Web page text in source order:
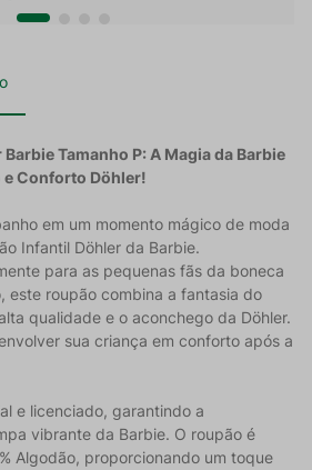
Tamanho P: A Magia da Barbie
e Conforto Döhler!
em um momento mágico de moda
Infantil Döhler da Barbie.
para as pequenas fãs da boneca
este roupão combina a fantasia do
qualidade e o aconchego da Döhler.
sua criança em conforto após a
e licenciado, garantindo a
vibrante da Barbie. O roupão é
Algodão, proporcionando um toque